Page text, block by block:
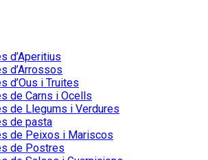
d’Aperitius
d’Arrossos
d’Ous i Truites
de Carns i Ocells
de Llegums i Verdures
de pasta
de Peixos i Mariscos
de Postres